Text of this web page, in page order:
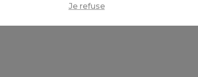
Je refuse